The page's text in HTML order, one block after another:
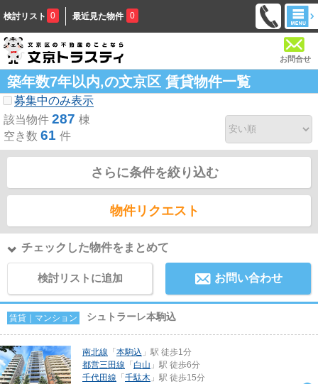
検討リスト 0 最近見た物件 0
お問合せ
築年数7年以内,の文京区 賃貸物件一覧
募集中のみ表示
該当物件 287 棟
空き数 61 件
さらに条件を絞り込む
物件リクエスト
チェックした物件をまとめて
検討リストに追加 お問い合わせ
賃貸｜マンション シュトラーレ本駒込
南北線 「 本駒込 」駅 徒歩1分
都営三田線 「 白山 」駅 徒歩6分
千代田線 「 千駄木 」駅 徒歩15分